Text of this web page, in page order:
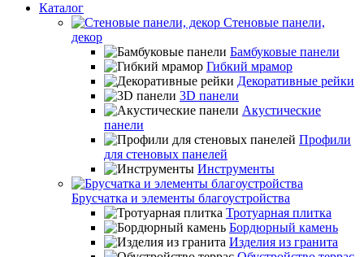
Каталог
Стеновые панели,
декор
Бамбуковые панели
Гибкий мрамор
Декоративные рейки
3D панели
Акустические
панели
Профили
для стеновых панелей
Инструменты
Брусчатка и элементы благоустройства
Тротуарная плитка
Бордюрный камень
Изделия из гранита